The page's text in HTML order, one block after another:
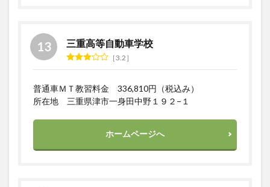
三重高等自動車学校
3.2
普通車ＭＴ教習料金 336,810円（税込み）
所在地 三重県津市一身田中野１９２−１
ホームページへ